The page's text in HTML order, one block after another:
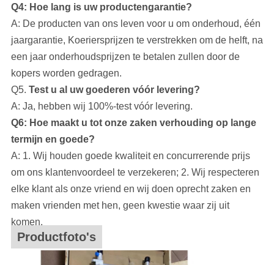
Q4: Hoe lang is uw productengarantie?
A: De producten van ons leven voor u om onderhoud, één
jaargarantie, Koeriersprijzen te verstrekken om de helft, na
een jaar onderhoudsprijzen te betalen zullen door de
kopers worden gedragen.
Q5. Test u al uw goederen vóór levering?
A: Ja, hebben wij 100%-test vóór levering.
Q6: Hoe maakt u tot onze zaken verhouding op lange
termijn en goede?
A: 1. Wij houden goede kwaliteit en concurrerende prijs
om ons klantenvoordeel te verzekeren; 2. Wij respecteren
elke klant als onze vriend en wij doen oprecht zaken en
maken vrienden met hen, geen kwestie waar zij uit
komen.
Productfoto's